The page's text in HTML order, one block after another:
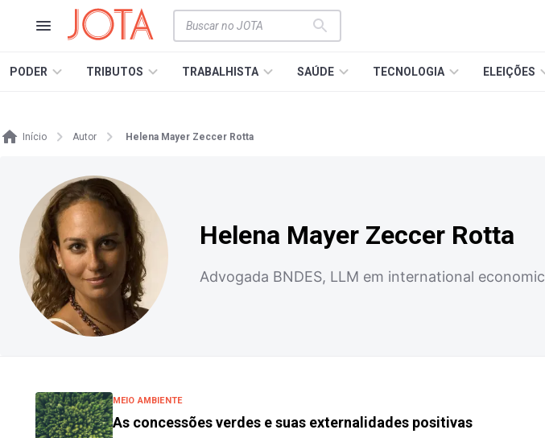
PODER TRIBUTOS TRABALHISTA SAÚDE TECNOLOGIA ELEIÇÕES
Início Autor Helena Mayer Zeccer Rotta
Helena Mayer Zeccer Rotta
Advogada BNDES, LLM em international
MEIO AMBIENTE
As concessões verdes e suas externalidades positivas